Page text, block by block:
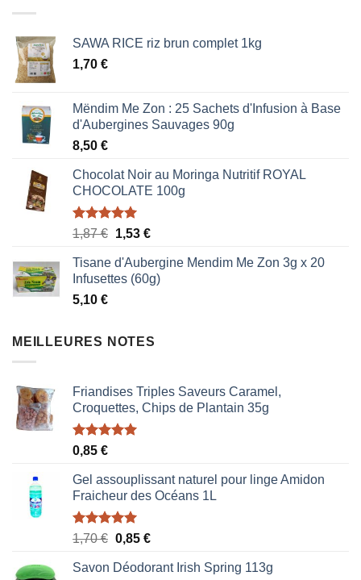
SAWA RICE riz brun complet 1kg
1,70 €
Mëndim Me Zon : 25 Sachets d'Infusion à Base
d'Aubergines Sauvages 90g
8,50 €
Chocolat Noir au Moringa Nutritif ROYAL
CHOCOLATE 100g
Note5.00
1,87€ Le
initial
était :
1,53 €Le
actuel
est :
Tisane d'Aubergine Mendim Me Zon 3g x 20
Infusettes (60g)
5,10 €
MEILLEURES NOTES
Friandises Triples Saveurs Caramel,
Croquettes, Chips de Plantain 35g
Note5.00
0,85 €
Gel assouplissant naturel pour linge Amidon
Fraicheur des Océans 1L
Note5.00
1,70€ Le
initial
0,85 €Le
actuel
Savon Déodorant Irish Spring 113g